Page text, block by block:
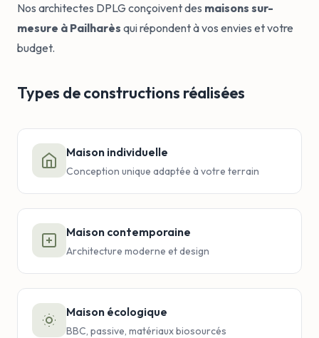
Nos architectes DPLG conçoivent des maisons sur-
mesure à Pailharès qui répondent à vos envies et votre
budget.
Types de constructions réalisées
Maison individuelle
Conception unique adaptée à votre terrain
Maison contemporaine
Architecture moderne et design
Maison écologique
BBC, passive, matériaux biosourcés